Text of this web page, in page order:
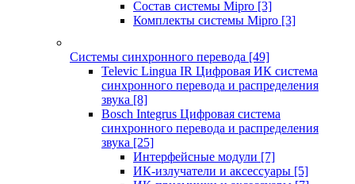
Состав системы Mipro [3]
Комплекты системы Mipro [3]
Системы синхронного перевода [49]
Televic Lingua IR Цифровая ИК система
синхронного перевода и распределения
звука [8]
Bosch Integrus Цифровая система
синхронного перевода и распределения
звука [25]
Интерфейсные модули [7]
ИК-излучатели и аксессуары [5]